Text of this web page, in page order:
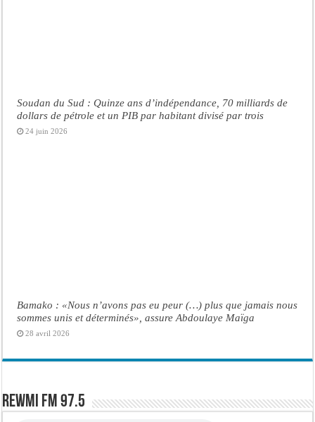
Soudan du Sud : Quinze ans d’indépendance, 70 milliards de
dollars de pétrole et un PIB par habitant divisé par trois
24 juin 2026
Bamako : «Nous n’avons pas eu peur (…) plus que jamais nous
sommes unis et déterminés», assure Abdoulaye Maïga
28 avril 2026
Rewmi FM 97.5